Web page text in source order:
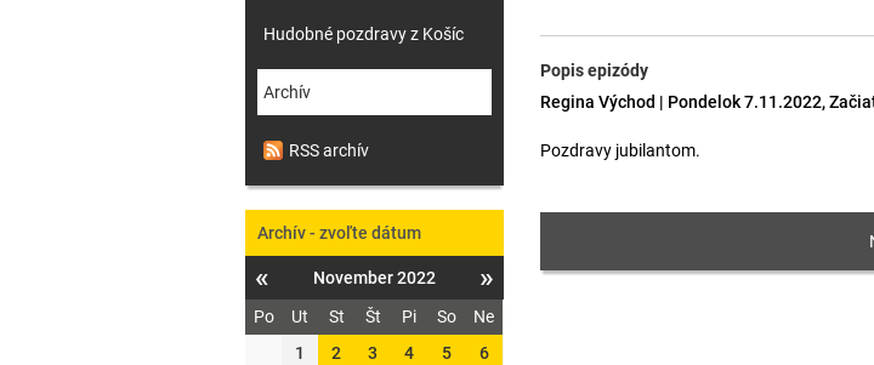
Popis epizódy
Regina Východ | Pondelok 7.11.2022,
Pozdravy jubilantom.
Hudobné pozdravy z Košíc
Archív
RSS archív
Archív - zvoľte dátum
« November 2022 »
Po Ut St Št Pi So
Ne
1
2 3 4 5
6